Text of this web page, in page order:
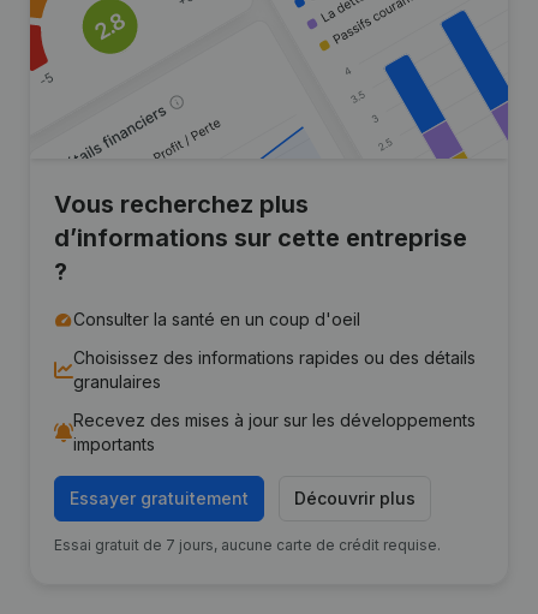
Vous recherchez plus
d’informations sur cette entreprise
?
Consulter la santé en un coup d'oeil
Choisissez des informations rapides ou des détails
granulaires
Recevez des mises à jour sur les développements
importants
Essayer gratuitement Découvrir plus
Essai gratuit de 7 jours, aucune carte de crédit requise.